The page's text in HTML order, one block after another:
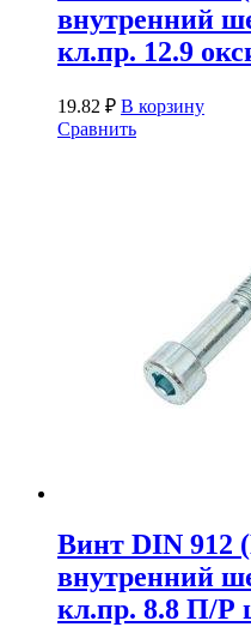
внутренний
кл.пр. 12.9
19.82 ₽ В корзину
Сравнить
Винт DIN 912
внутренний
кл.пр. 8.8 П/Р